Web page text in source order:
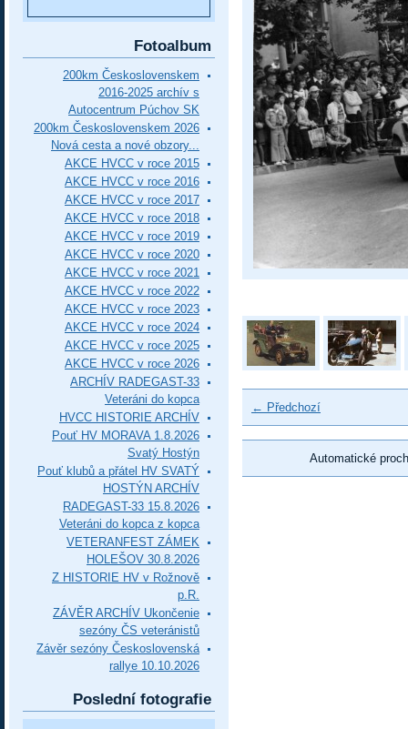
← Předchozí
Automatické
Fotoalbum
200km Československem
2016-2025 archív s
Autocentrum Púchov SK
200km Československem 2026
Nová cesta a nové obzory...
AKCE HVCC v roce 2015
AKCE HVCC v roce 2016
AKCE HVCC v roce 2017
AKCE HVCC v roce 2018
AKCE HVCC v roce 2019
AKCE HVCC v roce 2020
AKCE HVCC v roce 2021
AKCE HVCC v roce 2022
AKCE HVCC v roce 2023
AKCE HVCC v roce 2024
AKCE HVCC v roce 2025
AKCE HVCC v roce 2026
ARCHÍV RADEGAST-33
Veteráni do kopca
HVCC HISTORIE ARCHÍV
Pouť HV MORAVA 1.8.2026
Svatý Hostýn
Pouť klubů a přátel HV SVATÝ
HOSTÝN ARCHÍV
RADEGAST-33 15.8.2026
Veteráni do kopca z kopca
VETERANFEST ZÁMEK
HOLEŠOV 30.8.2026
Z HISTORIE HV v Rožnově
p.R.
ZÁVĚR ARCHÍV Ukončenie
sezóny ČS veteránistů
Závěr sezóny Československá
rallye 10.10.2026
Poslední fotografie